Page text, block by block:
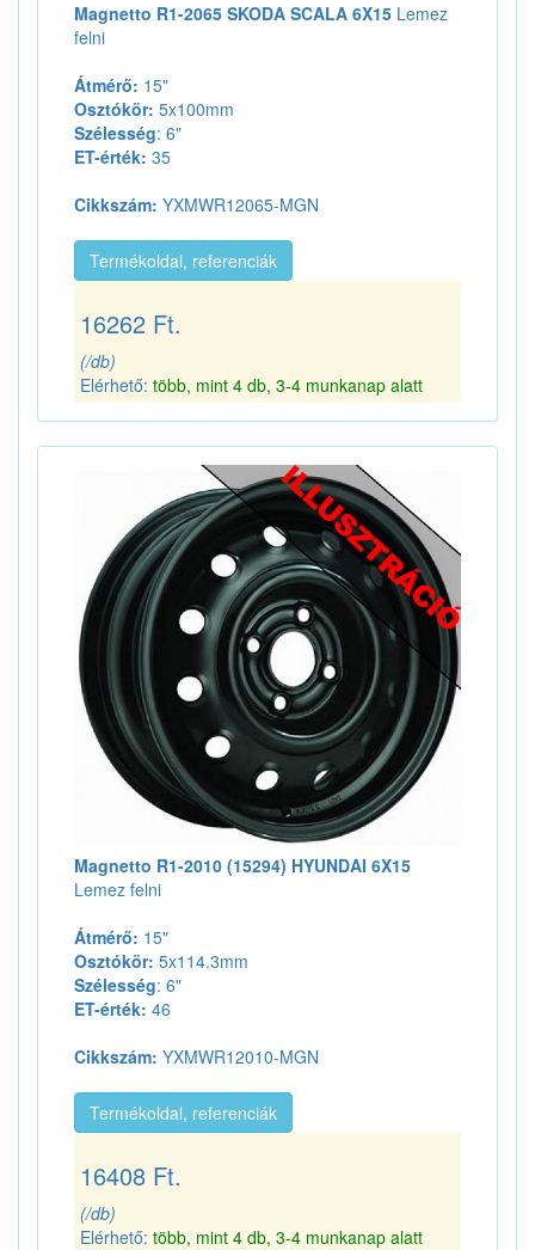
Magnetto R1-2065 SKODA SCALA 6X15 Lemez
felni
Átmérő: 15"
Osztókör: 5x100mm
Szélesség: 6"
ET-érték: 35
Cikkszám: YXMWR12065-MGN
Termékoldal, referenciák
16262 Ft.
(/db)
Elérhető: több, mint 4 db, 3-4 munkanap alatt
Magnetto R1-2010 (15294) HYUNDAI 6X15
Lemez felni
Átmérő: 15"
Osztókör: 5x114.3mm
Szélesség: 6"
ET-érték: 46
Cikkszám: YXMWR12010-MGN
Termékoldal, referenciák
16408 Ft.
(/db)
Elérhető: több, mint 4 db, 3-4 munkanap alatt